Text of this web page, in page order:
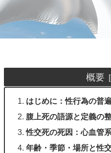
概要
はじめに：性行為の普
腹上死の語源と定義の
性交死の死因：心血管
年齢・季節・場所と性